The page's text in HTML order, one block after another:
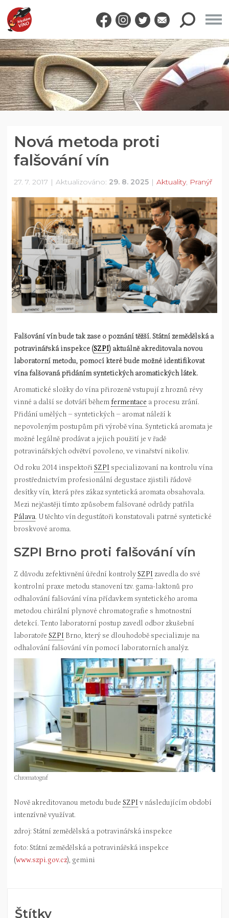
Nová metoda proti
falšování vín
27. 7. 2017 Aktualizováno: 29. 8. 2025 Aktuality, Pranýř
Falšování vín bude tak zase o poznání těžší.Státní zemědělská a
potravinářská inspekce (SZPI) aktuálně akreditovala novou
laboratorní metodu, pomocí které bude možné identifikovat
vína falšovaná přidáním syntetických aromatických látek.
Aromatické složky do vína přirozeně vstupují z hroznů révy
vinné a další se dotváří během fermentace a procesu zrání.
Přidání umělých – syntetických – aromat náleží k
nepovoleným postupům při výrobě vína. Syntetická aromata je
možné legálně prodávat a jejich použití je v řadě
potravinářských odvětví povoleno, ve vinařství nikoliv.
Od roku 2014 inspektoři SZPI specializovaní na kontrolu vína
prostřednictvím profesionální degustace zjistili řádově
desítky vín, která přes zákaz syntetická aromata obsahovala.
Mezi nejčastěji tímto způsobem falšované odrůdy patřila
Pálava. U těchto vín degustátoři konstatovali patrné syntetické
broskvové aroma.
SZPI Brno proti falšování vín
Z důvodu zefektivnění úřední kontrolySZPI zavedla do své
kontrolní praxe metodu stanovení tzv. gama-laktonů pro
odhalování falšování vína přídavkem syntetického aroma
metodou chirální plynové chromatografie s hmotnostní
detekcí. Tento laboratorní postup zavedl odbor zkušební
laboratoře SZPI Brno, který se dlouhodobě specializuje na
odhalování falšování vín pomocí laboratorních analýz.
Chromatograf
Nově akreditovanou metodu bude SZPI v následujícím období
intenzívně využívat.
zdroj: Státní zemědělská a potravinářská inspekce
foto: Státní zemědělská a potravinářská inspekce
(www.szpi.gov.cz), gemini
Štítky